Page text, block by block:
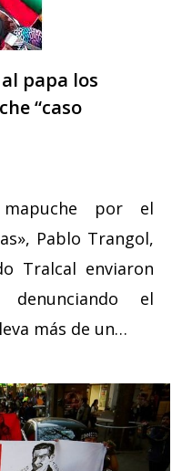
papa los
“caso
por el
Pablo Trangol,
Tralcal enviaron
el
más de un…